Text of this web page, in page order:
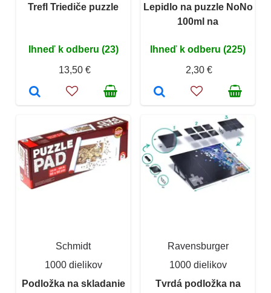
Trefl Triediče puzzle
Ihneď k odberu (23)
13,50 €
Lepidlo na puzzle NoNo
100ml na
Ihneď k odberu (225)
2,30 €
Schmidt
1000 dielikov
Podložka na skladanie
Ravensburger
1000 dielikov
Tvrdá podložka na